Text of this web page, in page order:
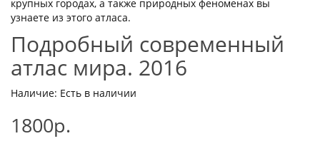
крупных городах, а также природных феноменах вы
узнаете из этого атласа.
Подробный современный
атлас мира. 2016
Наличие: Есть в наличии
1800р.